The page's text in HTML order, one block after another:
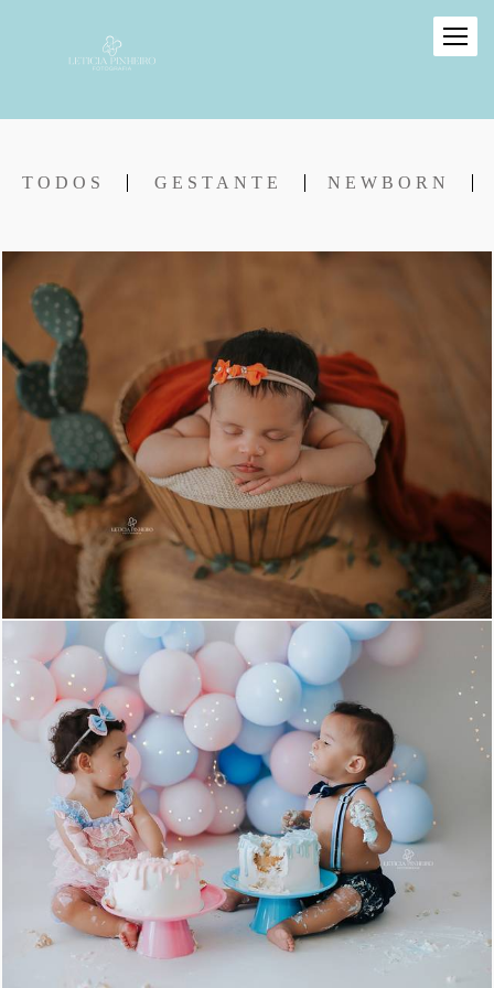
TODOS GESTANTE NEWBORN
640 5
959 11